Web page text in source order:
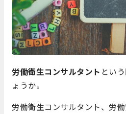
労働衛生コンサルタント とい
ょうか。
労働衛生コンサルタント、労